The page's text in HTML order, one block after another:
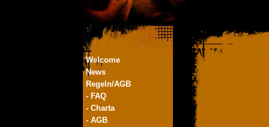
Welcome
News
Regeln/AGB
- FAQ
- Charta
- AGB